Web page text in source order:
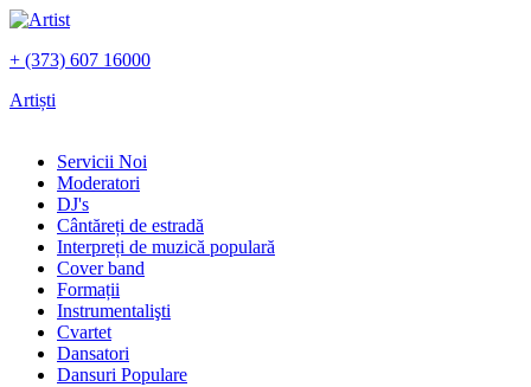
+ (373) 607 16000
Artiști
Servicii Noi
Moderatori
DJ's
Сântăreți de estradă
Interpreți de muzică populară
Сover band
Formații
Instrumentalişti
Cvartet
Dansatori
Dansuri Populare